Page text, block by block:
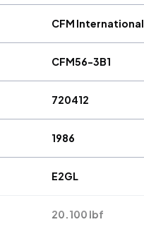
CFM International
CFM56-3B1
720412
1986
E2GL
20.100 lbf